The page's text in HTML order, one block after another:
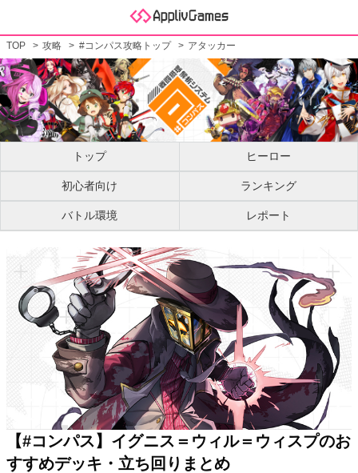
TOP 攻略 #コンパス攻略トップ アタッカー
トップ ヒーロー
初心者向け ランキング
バトル環境 レポート
【#コンパス】イグニス＝ウィル＝ウィスプのお
すすめデッキ・立ち回りまとめ